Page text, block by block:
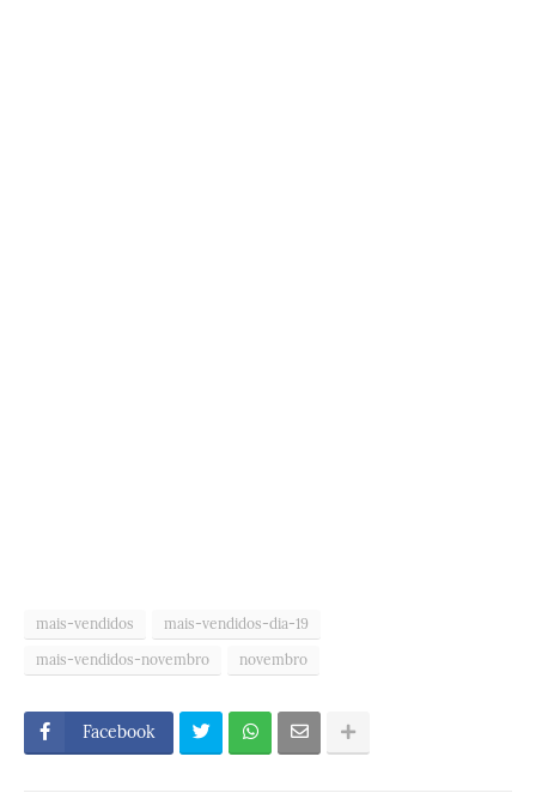
mais-vendidos
mais-vendidos-dia-19
mais-vendidos-novembro
novembro
Facebook